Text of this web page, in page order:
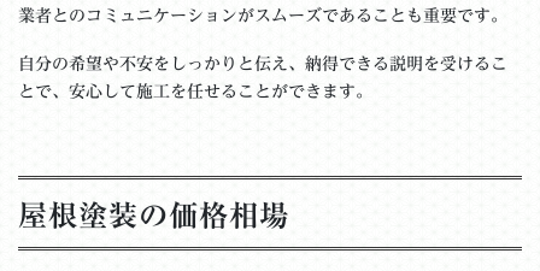
業者とのコミュニケーションがスムーズであることも重要です。
自分の希望や不安をしっかりと伝え、納得できる説明を受けるこ
とで、安心して施工を任せることができます。
屋根塗装の価格相場